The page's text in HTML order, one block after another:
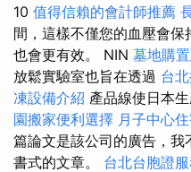
10 值得信賴的會計師推薦
間，這樣不僅您的血壓會
也會更有效。 NIN 墓地購
放鬆實驗室也旨在透過 台
凍設備介紹 產品線使日本
園搬家便利選擇 月子中心
篇論文是該公司的廣告，
書式的文章。 台北台胞證